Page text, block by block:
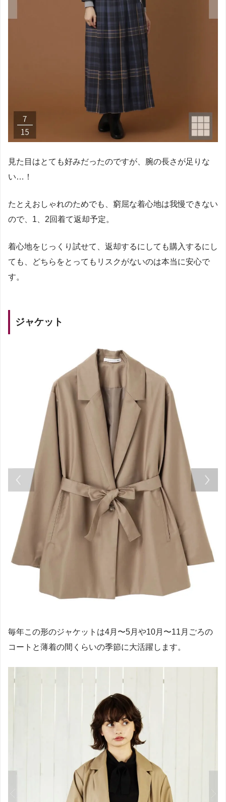
見た目はとても好みだったのですが、腕の長さが足りな
い…！
たとえおしゃれのためでも、窮屈な着心地は我慢できない
ので、1、2回着て返却予定。
着心地をじっくり試せて、返却するにしても購入するにし
ても、どちらをとってもリスクがないのは本当に安心で
す。
ジャケット
毎年この形のジャケットは4月〜5月や10月〜11月ごろの
コートと薄着の間くらいの季節に大活躍します。